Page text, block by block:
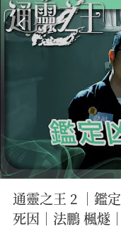
通靈之王 2 ｜鑑
死因｜法鵬 楓燧